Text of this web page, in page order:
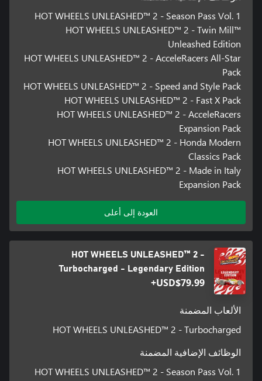
على القصة! تتعرض المدينة للهجوم وأنت فقط من يستطيع إنقاذها من
المخلوقات. كيف؟ من السهل الفوز بالسباقات والتحديات المخصصة
والمثيرة! حسنًا، لن يكون الأمر بهذه السهولة في الواقع... ولكنه سيكون
بالتأكيد مثيرًا! لذا كن مستعدًا لأن تكون ليس مجرد فائز، بل بطل
فبراير 2024.
HOT WHEELS UNLEASHED™ 2 - Season Pass Vol. 1
HOT WHEELS UNLEASHED™ 2 - Twin Mill™
Unleashed Edition
HOT WHEELS UNLEASHED™ 2 - AcceleRacers All-Star
Pack
HOT WHEELS UNLEASHED™ 2 - Speed and Style Pack
HOT WHEELS UNLEASHED™ 2 - Fast X Pack
HOT WHEELS UNLEASHED™ 2 - AcceleRacers
Expansion Pack
HOT WHEELS UNLEASHED™ 2 - Honda Modern
Classics Pack
HOT WHEELS UNLEASHED™ 2 - Made in Italy
Expansion Pack
العودة إلى أعلى
HOT WHEELS UNLEASHED™ 2 -
Turbocharged - Legendary Edition
USD$79.99+
الألعاب المضمنة
HOT WHEELS UNLEASHED™ 2 - Turbocharged
الوظائف الإضافية المضمنة
HOT WHEELS UNLEASHED™ 2 - Season Pass Vol. 1